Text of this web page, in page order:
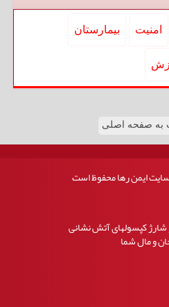
امنیت بیمارستان
به صفحه اصلی
کپسولهای آتش نشانی
و مال شما